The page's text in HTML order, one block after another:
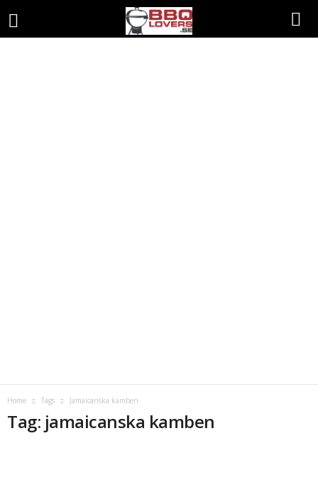
Home Tags Jamaicanska kamben
Tag: jamaicanska kamben